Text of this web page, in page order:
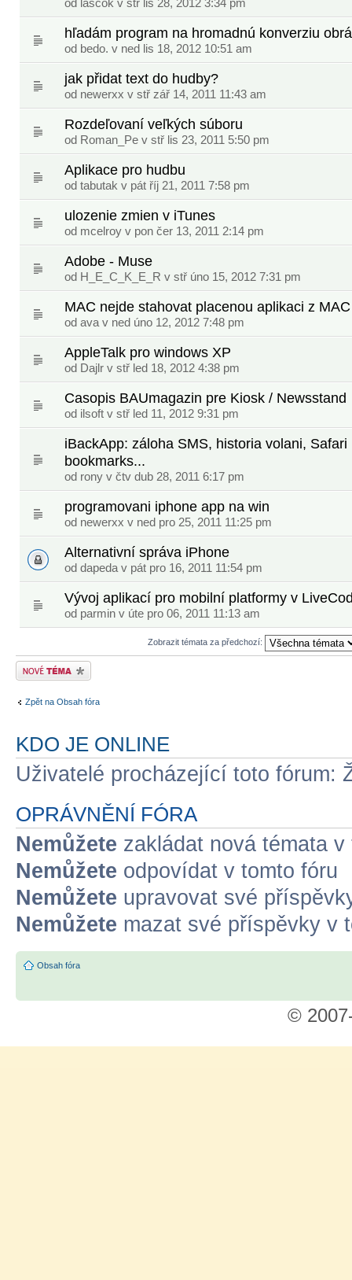
od lascok v stř lis 28, 2012 3:34 pm
hľadám program na hromadnú konverziu
od bedo. v ned lis 18, 2012 10:51 am
jak přidat text do hudby?
od newerxx v stř zář 14, 2011 11:43 am
Rozdeľovaní veľkých súboru
od Roman_Pe v stř lis 23, 2011 5:50 pm
Aplikace pro hudbu
od tabutak v pát říj 21, 2011 7:58 pm
ulozenie zmien v iTunes
od mcelroy v pon čer 13, 2011 2:14 pm
Adobe - Muse
od H_E_C_K_E_R v stř úno 15, 2012 7:31 pm
MAC nejde stahovat placenou aplikaci z
od ava v ned úno 12, 2012 7:48 pm
AppleTalk pro windows XP
od Dajlr v stř led 18, 2012 4:38 pm
Casopis BAUmagazin pre Kiosk / Newsstand
od ilsoft v stř led 11, 2012 9:31 pm
iBackApp: záloha SMS, historia volani, Safari
bookmarks...
od rony v čtv dub 28, 2011 6:17 pm
programovani iphone app na win
od newerxx v ned pro 25, 2011 11:25 pm
Alternativní správa iPhone
od dapeda v pát pro 16, 2011 11:54 pm
Vývoj aplikací pro mobilní platformy v
od parmin v úte pro 06, 2011 11:13 am
Zobrazit témata za předchozí:
Odeslat nové téma
Zpět na Obsah fóra
KDO JE ONLINE
Uživatelé procházející toto fórum:
OPRÁVNĚNÍ FÓRA
Nemůžete zakládat nová témata v
Nemůžete odpovídat v tomto fóru
Nemůžete upravovat své
Nemůžete mazat své příspěvky v
Obsah fóra
©